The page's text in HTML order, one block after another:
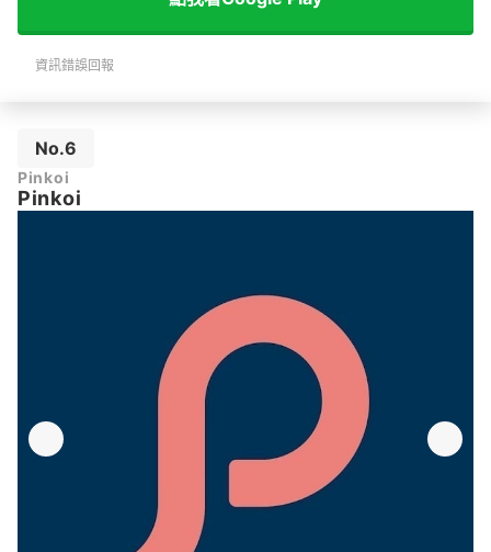
資訊錯誤回報
No.6
Pinkoi
Pinkoi